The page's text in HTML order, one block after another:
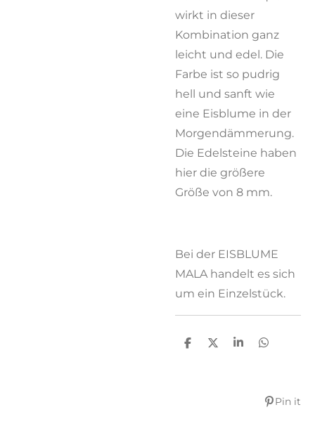
wirkt in dieser
Kombination ganz
leicht und edel. Die
Farbe ist so pudrig
hell und sanft wie
eine Eisblume in der
Morgendämmerung.
Die Edelsteine haben
hier die größere
Größe von 8 mm.
Bei der EISBLUME
MALA handelt es sich
um ein Einzelstück.
T
T
T
T
n Pin it